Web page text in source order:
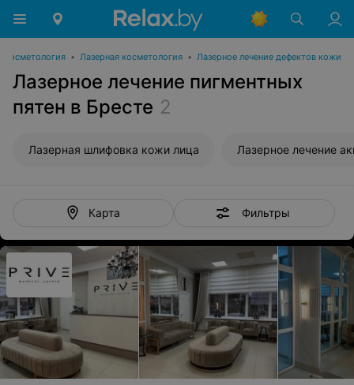
Косметология • Лазерная косметология • Лазерное лечение дефектов кожи
Лазерное лечение пигментных
пятен в Бресте 2
Лазерная шлифовка кожи лица Лазерное лечение
Карта Фильтры